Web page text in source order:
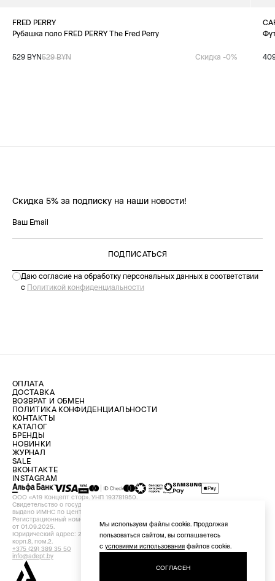
FRED PERRY
Рубашка поло FRED PERRY The Fred Perry
529 BYN529 BYN Скидка -0%
Скидка 5% за подписку на наши новости!
ПОДПИСАТЬСЯ
Даю согласие на обработку персональных данных в соответствии
с Политикой конфиденциальности
ООО «А19 Концепт стор». УНП 193781950.
Свидетельство о государственной регистрации №193781950 от 09.08.2024,
выдано ИМНС по Центральному району г. Минска.
Регистрационный номер в Торговом реестре Республики Беларусь №756898
от 01.09.2025.
Юридический адрес: 220029, Республика Беларусь, г. Минск, ул. Красная, д.7,
корп.8, пом.2.
+375 (29) 389 35 50
info@adept.by
ОПЛАТА
ДОСТАВКА
ВОЗВРАТ И ОБМЕН
ПОЛИТИКА КОНФИДЕНЦИАЛЬНОСТИ
КОНТАКТЫ
ВКОНТАКТЕ
INSTAGRAM
КАТАЛОГ
БРЕНДЫ
НОВИНКИ
ЖУРНАЛ
SALE
Мы используем файлы cookie. Продолжая
пользоваться сайтом, вы соглашаетесь
с условиями использования файлов cookie.
СОГЛАСЕН